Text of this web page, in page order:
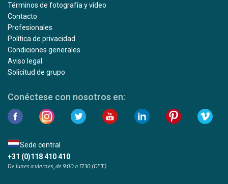
Términos de fotografía y vídeo
Contacto
Profesionales
Política de privacidad
Condiciones generales
Aviso legal
Solicitud de grupo
Conéctese con nosotros en:
Sede central
+31 (0)118 410 410
De lunes a viernes, de 9:00 a 17:30 (CET)